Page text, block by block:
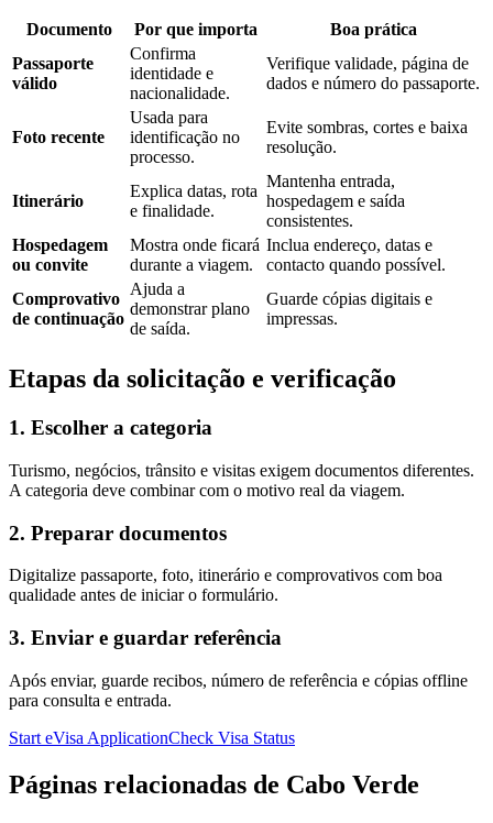
Documento Por que importa
Boa prática
Passaporte
válido
Confirma
identidade e
nacionalidade.
Verifique validade, página de
dados e número do passaporte.
Foto recente
Usada para
identificação no
processo.
Evite sombras, cortes e baixa
resolução.
Itinerário
Explica datas, rota
e finalidade.
Mantenha entrada,
hospedagem e saída
consistentes.
Hospedagem
ou convite
Mostra onde ficará
durante a viagem.
Inclua endereço, datas e
contacto quando possível.
Comprovativo
de continuação
Ajuda a
demonstrar plano
de saída.
Guarde cópias digitais e
impressas.
Etapas da solicitação e verificação
1. Escolher a categoria
Turismo, negócios, trânsito e visitas exigem documentos diferentes.
A categoria deve combinar com o motivo real da viagem.
2. Preparar documentos
Digitalize passaporte, foto, itinerário e comprovativos com boa
qualidade antes de iniciar o formulário.
3. Enviar e guardar referência
Após enviar, guarde recibos, número de referência e cópias offline
para consulta e entrada.
Start eVisa ApplicationCheck Visa Status
Páginas relacionadas de Cabo Verde